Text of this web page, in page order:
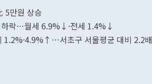
5만원 상승
하락…월세 6.9%↓·전세 1.4%↓
1.2%·4.9%↑…서초구 서울평균 대비 2.2배